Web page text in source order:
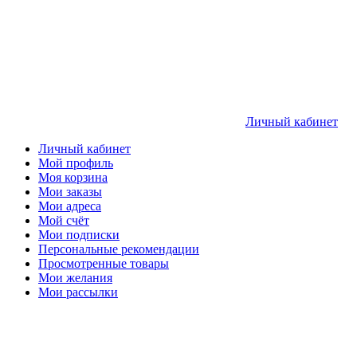
Личный кабинет
Личный кабинет
Мой профиль
Моя корзина
Мои заказы
Мои адреса
Мой счёт
Мои подписки
Персональные рекомендации
Просмотренные товары
Мои желания
Мои рассылки